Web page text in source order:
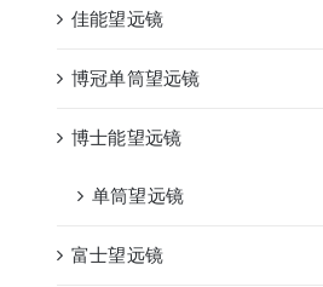
佳能望远镜
博冠单筒望远镜
博士能望远镜
单筒望远镜
富士望远镜